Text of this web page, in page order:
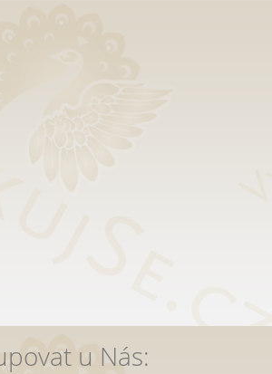
u Nás: